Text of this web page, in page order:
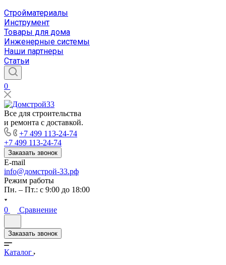
Стройматериалы
Инструмент
Товары для дома
Инженерные системы
Наши партнеры
Статьи
0
Все для строительства
и ремонта с доставкой.
+7 499 113-24-74
+7 499 113-24-74
Заказать звонок
E-mail
info@домстрой-33.рф
Режим работы
Пн. – Пт.: с 9:00 до 18:00
0 Сравнение
Заказать звонок
Каталог